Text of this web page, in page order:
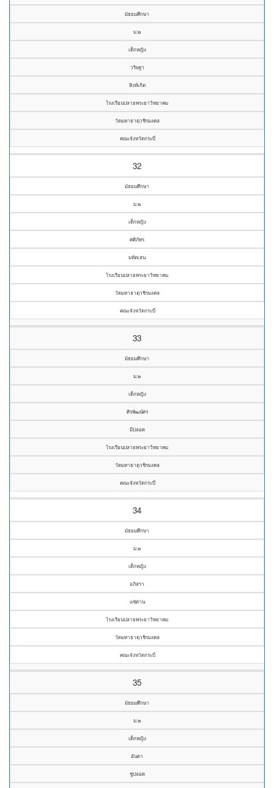
มัธยมศึกษา
ม.๒
เด็กหญิง
วริษฐา
สิงห์เกิด
โรงเรียนปลายพระยาวิทยาคม
วัดมหาธาตุวชิรมงคล
คณะจังหวัดกระบี่
32
มัธยมศึกษา
ม.๒
เด็กหญิง
ศศิภัทร
มหัตเสน
โรงเรียนปลายพระยาวิทยาคม
วัดมหาธาตุวชิรมงคล
คณะจังหวัดกระบี่
33
มัธยมศึกษา
ม.๒
เด็กหญิง
ศิรพัฒน์ศร
มีปลอด
โรงเรียนปลายพระยาวิทยาคม
วัดมหาธาตุวชิรมงคล
คณะจังหวัดกระบี่
34
มัธยมศึกษา
ม.๒
เด็กหญิง
อภิสรา
แซ่ด่าน
โรงเรียนปลายพระยาวิทยาคม
วัดมหาธาตุวชิรมงคล
คณะจังหวัดกระบี่
35
มัธยมศึกษา
ม.๒
เด็กหญิง
อันดา
ชูปลอด